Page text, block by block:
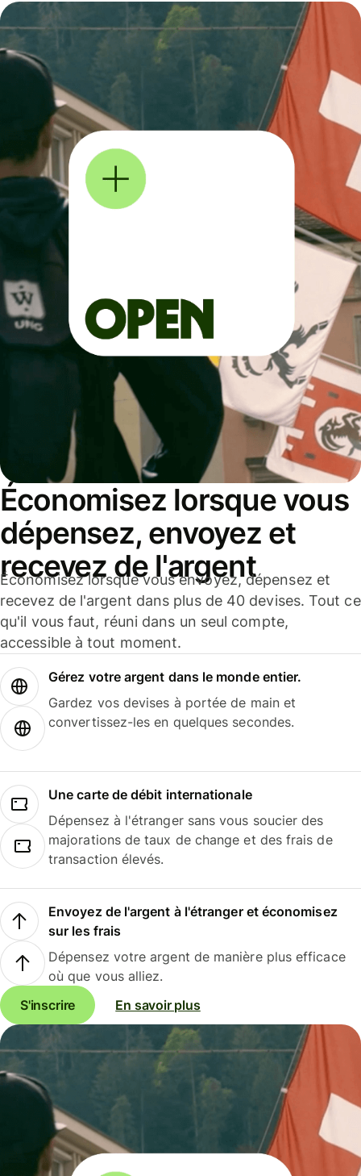
Économisez lorsque vous
dépensez, envoyez et
recevez de l'argent
Économisez lorsque vous envoyez, dépensez et
recevez de l'argent dans plus de 40 devises. Tout ce
qu'il vous faut, réuni dans un seul compte,
accessible à tout moment.
Gérez votre argent dans le monde entier.
Gardez vos devises à portée de main et
convertissez-les en quelques secondes.
Une carte de débit internationale
Dépensez à l'étranger sans vous soucier des
majorations de taux de change et des frais de
transaction élevés.
Envoyez de l'argent à l'étranger et économisez
sur les frais
Dépensez votre argent de manière plus efficace
où que vous alliez.
S'inscrire
En savoir plus